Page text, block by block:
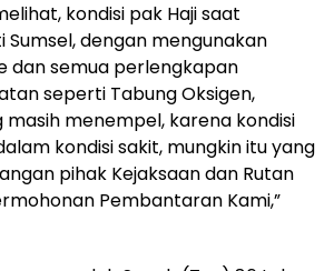
kondisi pak Haji saat
Sumsel, dengan mengunakan
dan semua perlengkapan
seperti Tabung Oksigen,
masih menempel, karena kondisi
kondisi sakit, mungkin itu yang
pihak Kejaksaan dan Rutan
Pembantaran Kami,”